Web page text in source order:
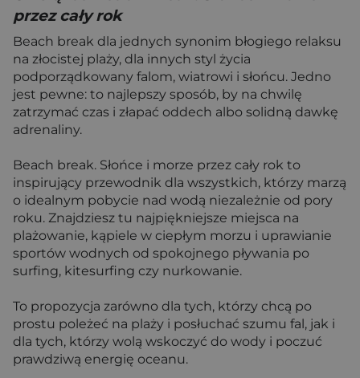
przez cały rok
Beach break dla jednych synonim błogiego relaksu
na złocistej plaży, dla innych styl życia
podporządkowany falom, wiatrowi i słońcu. Jedno
jest pewne: to najlepszy sposób, by na chwilę
zatrzymać czas i złapać oddech albo solidną dawkę
adrenaliny.
Beach break. Słońce i morze przez cały rok to
inspirujący przewodnik dla wszystkich, którzy marzą
o idealnym pobycie nad wodą niezależnie od pory
roku. Znajdziesz tu najpiękniejsze miejsca na
plażowanie, kąpiele w ciepłym morzu i uprawianie
sportów wodnych od spokojnego pływania po
surfing, kitesurfing czy nurkowanie.
To propozycja zarówno dla tych, którzy chcą po
prostu poleżeć na plaży i posłuchać szumu fal, jak i
dla tych, którzy wolą wskoczyć do wody i poczuć
prawdziwą energię oceanu.